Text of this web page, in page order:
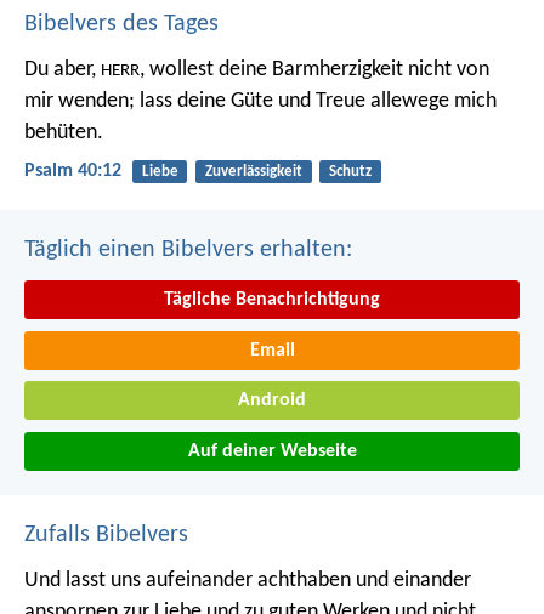
Bibelvers des Tages
Du aber, HERR, wollest deine Barmherzigkeit nicht von
mir wenden; lass deine Güte und Treue allewege mich
behüten.
Psalm 40:12 Liebe Zuverlässigkeit Schutz
Täglich einen Bibelvers erhalten:
Tägliche Benachrichtigung
Email
Android
Auf deiner Webseite
Zufalls Bibelvers
Und lasst uns aufeinander achthaben und einander